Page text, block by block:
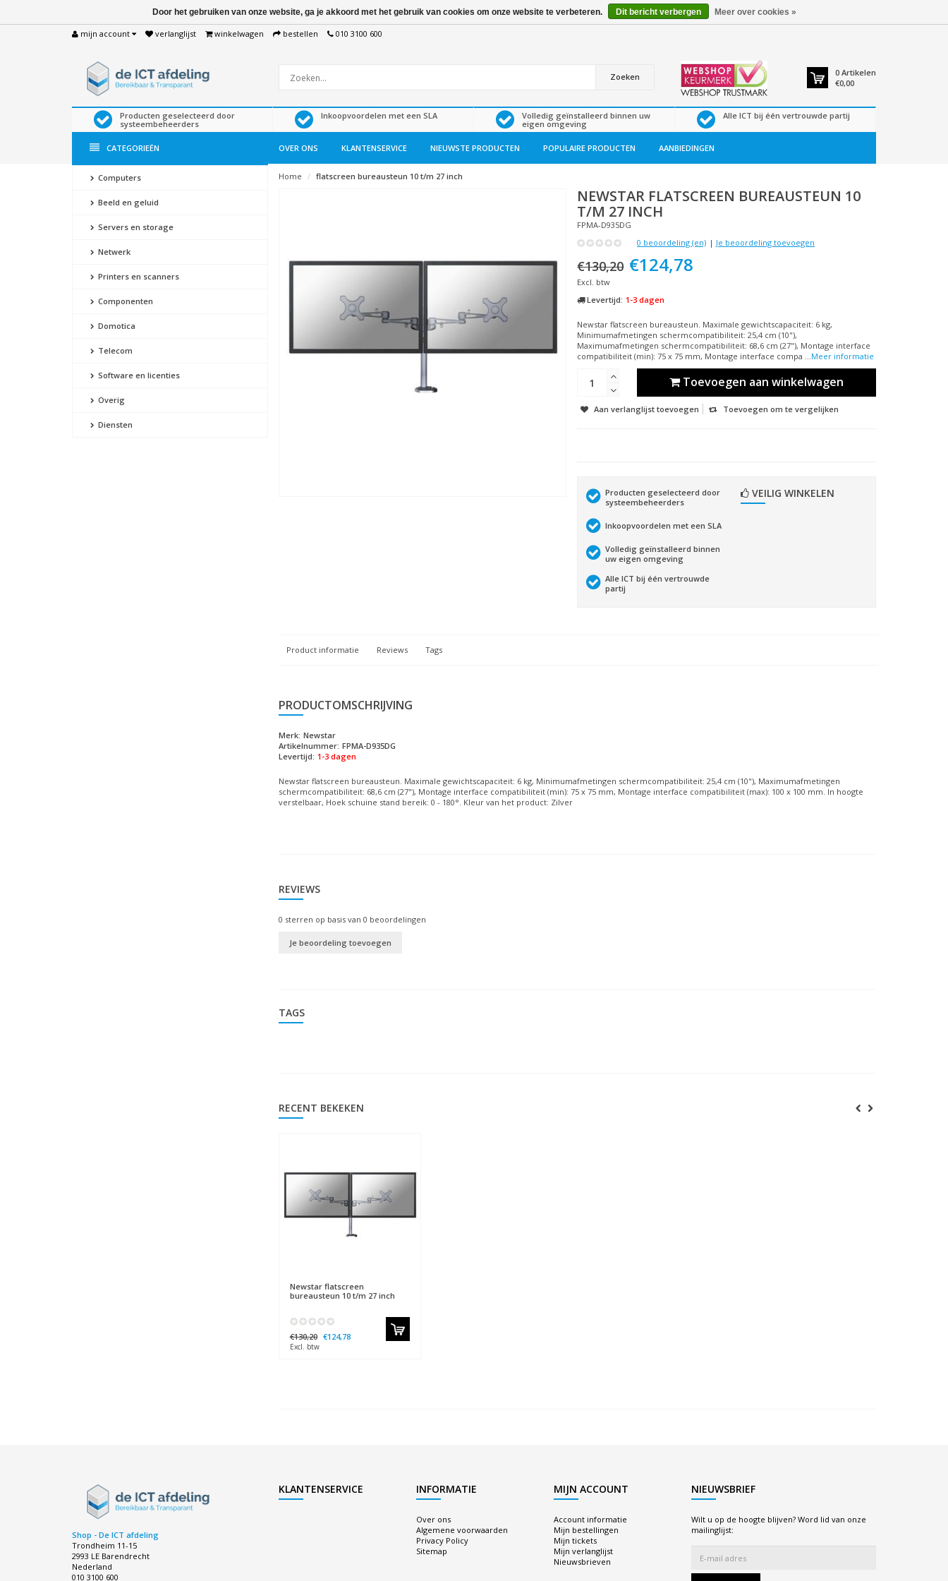
mijn account verlanglijst winkelwagen bestellen 010 3100 600
Zoeken 0 Artikelen
€0,00
Producten geselecteerd door
systeembeheerders
Inkoopvoordelen met een SLA
Volledig geïnstalleerd binnen uw
eigen omgeving
Alle ICT bij één vertrouwde partij
CATEGORIEËN OVER ONS KLANTENSERVICE NIEUWSTE PRODUCTEN POPULAIRE PRODUCTEN AANBIEDINGEN
Computers
Beeld en geluid
Servers en storage
Netwerk
Printers en scanners
Componenten
Domotica
Telecom
Software en licenties
Overig
Diensten
Home flatscreen bureausteun 10 t/m 27 inch
NEWSTAR FLATSCREEN BUREAUSTEUN 10
T/M 27 INCH
FPMA-D935DG
0 beoordeling (en) | Je beoordeling toevoegen
€130,20 €124,78
Excl. btw
Levertijd: 1-3 dagen
Newstar flatscreen bureausteun. Maximale gewichtscapaciteit: 6 kg,
Minimumafmetingen schermcompatibiliteit: 25,4 cm (10"),
Maximumafmetingen schermcompatibiliteit: 68,6 cm (27"), Montage interface
compatibiliteit (min): 75 x 75 mm, Montage interface compa ...Meer informatie
Toevoegen aan winkelwagen
Aan verlanglijst toevoegen Toevoegen om te vergelijken
Producten geselecteerd door
systeembeheerders
Inkoopvoordelen met een SLA
Volledig geïnstalleerd binnen
uw eigen omgeving
Alle ICT bij één vertrouwde
partij
VEILIG WINKELEN
Product informatie Reviews Tags
PRODUCTOMSCHRIJVING
Merk: Newstar
Artikelnummer: FPMA-D935DG
Levertijd: 1-3 dagen
Newstar flatscreen bureausteun. Maximale gewichtscapaciteit: 6 kg, Minimumafmetingen schermcompatibiliteit: 25,4 cm (10"), Maximumafmetingen
schermcompatibiliteit: 68,6 cm (27"), Montage interface compatibiliteit (min): 75 x 75 mm, Montage interface compatibiliteit (max): 100 x 100 mm. In hoogte
verstelbaar, Hoek schuine stand bereik: 0 - 180°. Kleur van het product: Zilver
REVIEWS
0 sterren op basis van 0 beoordelingen
Je beoordeling toevoegen
TAGS
RECENT BEKEKEN
Newstarflatscreen
bureausteun 10 t/m 27 inch
€130,20 €124,78
Excl. btw
Shop - De ICT afdeling
Trondheim 11-15
2993 LE Barendrecht
Nederland
010 3100 600
KLANTENSERVICE INFORMATIE
Over ons
Algemene voorwaarden
Privacy Policy
Sitemap
MIJN ACCOUNT
Account informatie
Mijn bestellingen
Mijn tickets
Mijn verlanglijst
Nieuwsbrieven
NIEUWSBRIEF
Wilt u op de hoogte blijven? Word lid van onze
mailinglijst:
Door het gebruiken van onze website, ga je akkoord met het gebruik van cookies om onze website te verbeteren. Dit bericht verbergen Meer over cookies »